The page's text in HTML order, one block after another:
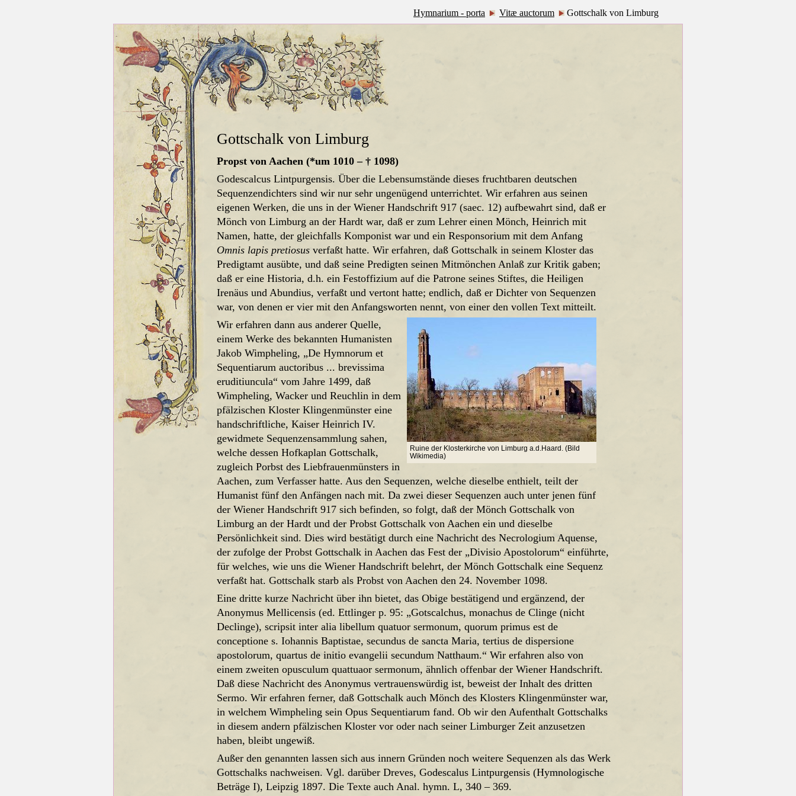
Hymnarium - porta Vitæ auctorum Gottschalk von Limburg
Gottschalk von Limburg
Propst von Aachen (*um 1010 – † 1098)
Godescalcus Lintpurgensis. Über die Lebensumstände dieses fruchtbaren deutschen
Sequenzendichters sind wir nur sehr ungenügend unterrichtet. Wir erfahren aus seinen
eigenen Werken, die uns in der Wiener Handschrift 917 (saec. 12) aufbewahrt sind, daß er
Mönch von Limburg an der Hardt war, daß er zum Lehrer einen Mönch, Heinrich mit
Namen, hatte, der gleichfalls Komponist war und ein Responsorium mit dem Anfang
Omnis lapis pretiosus verfaßt hatte. Wir erfahren, daß Gottschalk in seinem Kloster das
Predigtamt ausübte, und daß seine Predigten seinen Mitmönchen Anlaß zur Kritik gaben;
daß er eine Historia, d.h. ein Festoffizium auf die Patrone seines Stiftes, die Heiligen
Irenäus und Abundius, verfaßt und vertont hatte; endlich, daß er Dichter von Sequenzen
war, von denen er vier mit den Anfangsworten nennt, von einer den vollen Text mitteilt.
Ruine der Klosterkirche von Limburg a.d.Haard. (Bild
Wikimedia)
Wir erfahren dann aus anderer Quelle,
einem Werke des bekannten Humanisten
Jakob Wimpheling, „De Hymnorum et
Sequentiarum auctoribus ... brevissima
eruditiuncula“ vom Jahre 1499, daß
Wimpheling, Wacker und Reuchlin in dem
pfälzischen Kloster Klingenmünster eine
handschriftliche, Kaiser Heinrich IV.
gewidmete Sequenzensammlung sahen,
welche dessen Hofkaplan Gottschalk,
zugleich Porbst des Liebfrauenmünsters in
Aachen, zum Verfasser hatte. Aus den Sequenzen, welche dieselbe enthielt, teilt der
Humanist fünf den Anfängen nach mit. Da zwei dieser Sequenzen auch unter jenen fünf
der Wiener Handschrift 917 sich befinden, so folgt, daß der Mönch Gottschalk von
Limburg an der Hardt und der Probst Gottschalk von Aachen ein und dieselbe
Persönlichkeit sind. Dies wird bestätigt durch eine Nachricht des Necrologium Aquense,
der zufolge der Probst Gottschalk in Aachen das Fest der „Divisio Apostolorum“ einführte,
für welches, wie uns die Wiener Handschrift belehrt, der Mönch Gottschalk eine Sequenz
verfaßt hat. Gottschalk starb als Probst von Aachen den 24. November 1098.
Eine dritte kurze Nachricht über ihn bietet, das Obige bestätigend und ergänzend, der
Anonymus Mellicensis (ed. Ettlinger p. 95: „Gotscalchus, monachus de Clinge (nicht
Declinge), scripsit inter alia libellum quatuor sermonum, quorum primus est de
conceptione s. Iohannis Baptistae, secundus de sancta Maria, tertius de dispersione
apostolorum, quartus de initio evangelii secundum Natthaum.“ Wir erfahren also von
einem zweiten opusculum quattuaor sermonum, ähnlich offenbar der Wiener Handschrift.
Daß diese Nachricht des Anonymus vertrauenswürdig ist, beweist der Inhalt des dritten
Sermo. Wir erfahren ferner, daß Gottschalk auch Mönch des Klosters Klingenmünster war,
in welchem Wimpheling sein Opus Sequentiarum fand. Ob wir den Aufenthalt Gottschalks
in diesem andern pfälzischen Kloster vor oder nach seiner Limburger Zeit anzusetzen
haben, bleibt ungewiß.
Außer den genannten lassen sich aus innern Gründen noch weitere Sequenzen als das Werk
Gottschalks nachweisen. Vgl. darüber Dreves, Godescalus Lintpurgensis (Hymnologische
Beträge I), Leipzig 1897. Die Texte auch Anal. hymn. L, 340 – 369.